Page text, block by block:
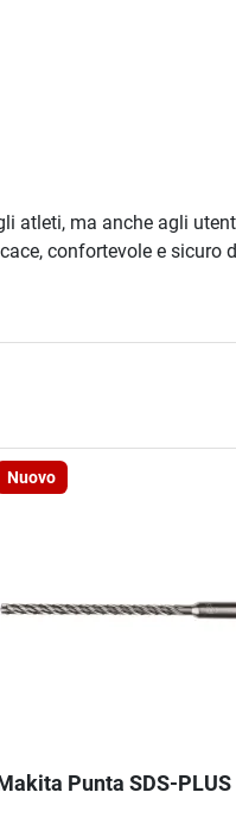
ma anche agli
confortevole e
Nuovo
Punta SDS-